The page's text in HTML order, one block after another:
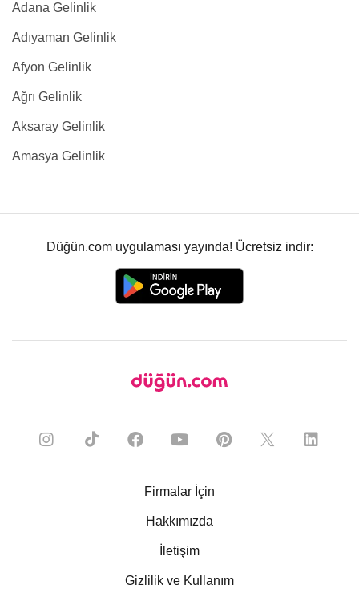
Adana Gelinlik
Adıyaman Gelinlik
Afyon Gelinlik
Ağrı Gelinlik
Aksaray Gelinlik
Amasya Gelinlik
Düğün.com uygulaması yayında! Ücretsiz indir:
Firmalar İçin
Hakkımızda
İletişim
Gizlilik ve Kullanım